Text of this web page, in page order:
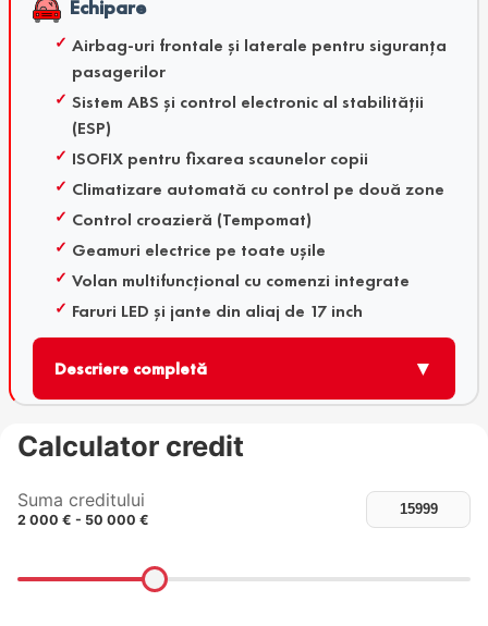
Echipare
Airbag-uri frontale și laterale pentru siguranța
pasagerilor
Sistem ABS și control electronic al stabilității
(ESP)
ISOFIX pentru fixarea scaunelor copii
Climatizare automată cu control pe două zone
Control croazieră (Tempomat)
Geamuri electrice pe toate ușile
Volan multifuncțional cu comenzi integrate
Faruri LED și jante din aliaj de 17 inch
Descriere completă ▼
Calculator credit
Suma creditului
2 000 € - 50 000 €